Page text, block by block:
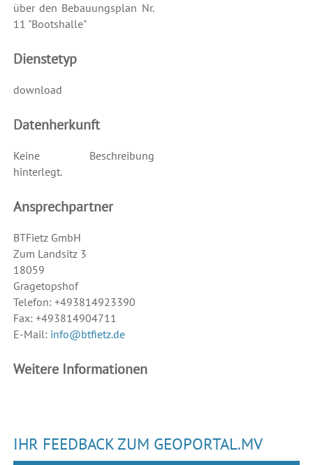
über den Bebauungsplan Nr.
11 "Bootshalle"
Dienstetyp
download
Datenherkunft
Keine Beschreibung
hinterlegt.
Ansprechpartner
BTFietz GmbH
Zum Landsitz 3
18059
Gragetopshof
Telefon: +493814923390
Fax: +493814904711
E-Mail: info@btfietz.de
Weitere Informationen
IHR FEEDBACK ZUM GEOPORTAL.MV